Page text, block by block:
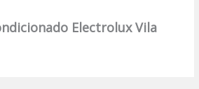
Electrolux Vila